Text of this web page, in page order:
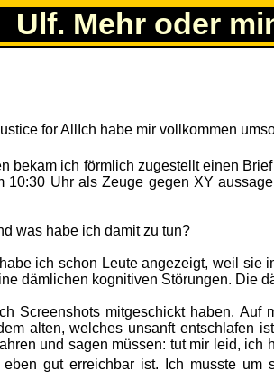
Ulf. Mehr oder
Ich habe mir vollkommen
bekam ich förmlich zugestellt einen
10:30 Uhr als Zeuge gegen XY
was habe ich damit zu tun?
ich schon Leute angezeigt, weil sie
dämlichen kognitiven Störungen. Die
Screenshots mitgeschickt haben. Auf
alten, welches unsanft entschlafen
und sagen müssen: tut mir leid, ich
eben gut erreichbar ist. Ich musste um